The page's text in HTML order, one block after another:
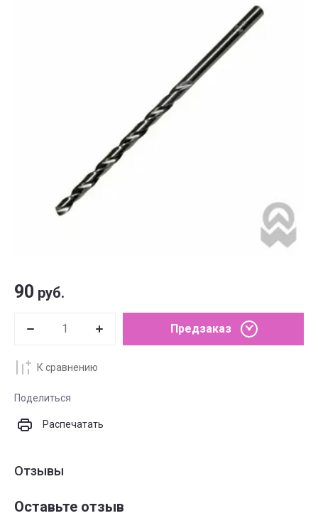
90 руб.
Предзаказ
К сравнению
Поделиться
Распечатать
Отзывы
Оставьте отзыв